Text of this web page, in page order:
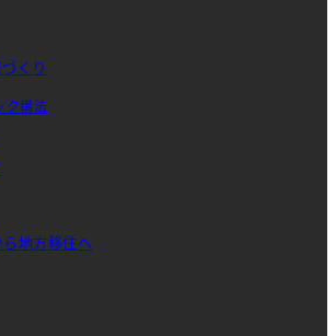
くり
ク構法
地方移住へ